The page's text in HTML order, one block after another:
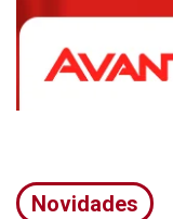
Novidades